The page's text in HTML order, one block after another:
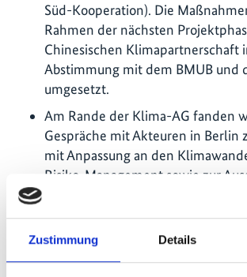
Zustimmung Details
Süd-Kooperation). Die
Rahmen der nächsten
Chinesischen Klimapartnerschaft
Abstimmung mit dem BMUB und
umgesetzt.
Am Rande der Klima-AG fanden
Gespräche mit Akteuren in Berlin
mit Anpassung an den
Risiko-Management sowie zur
Die in Zusammenarbeit mit dem
Konsortium und den drei
Pilotstädten Dunhuang (Provinz